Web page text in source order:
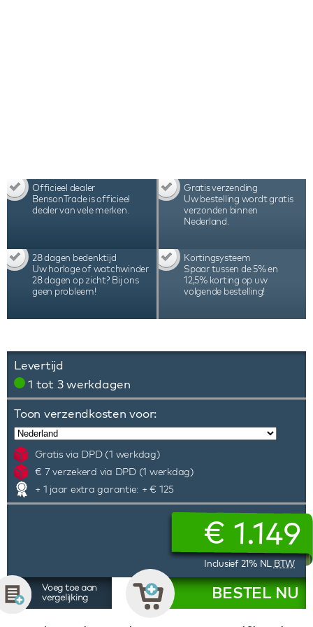
Officieel dealer
BensonTrade is officieel
dealer van vele merken.
Gratis verzending
Uw bestelling wordt gratis
verzonden binnen
Nederland.
28 dagen bedenktijd
Uw horloge of watchwinder
28 dagen op zicht? Bij ons
geen probleem!
Kortingsysteem
Spaar tussen de 5% en
12,5% korting op uw
volgende bestelling!
Levertijd
1 tot 3 werkdagen
Toon verzendkosten voor:
Gratis via DPD (1 werkdag)
€ 7 verzekerd via DPD (1 werkdag)
+ 1 jaar extra garantie: + € 125
€ 1.149
Inclusief 21% NL BTW
Voeg toe aan
vergelijking
BESTEL NU